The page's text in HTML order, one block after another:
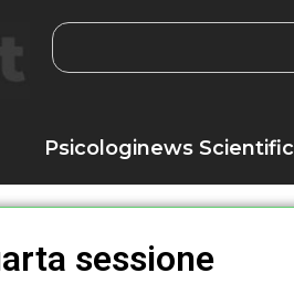
Psicologinews Scientific
sessione